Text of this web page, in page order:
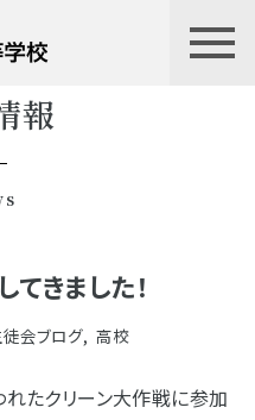
報
きました！
会ブログ, 高校
たクリーン大作戦に参加